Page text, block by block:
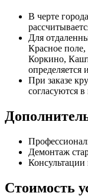
В черте
Для
Красное
Коркино,
определяется
При заказе
согласуются
Демонтаж
Консультации
Стоимость